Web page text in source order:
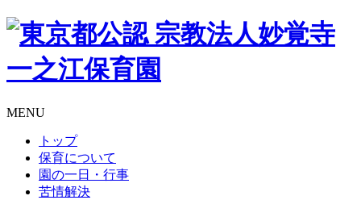
MENU
トップ
保育について
園の一日・行事
苦情解決